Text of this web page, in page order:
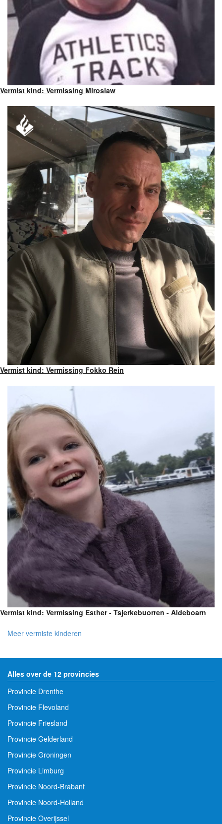
Vermist kind: Vermissing Miroslaw
Vermist kind: Vermissing Fokko Rein
Vermist kind: Vermissing Esther - Tsjerkebuorren - Aldeboarn
Meer vermiste kinderen
Alles over de 12 provincies
Provincie Drenthe
Provincie Flevoland
Provincie Friesland
Provincie Gelderland
Provincie Groningen
Provincie Limburg
Provincie Noord-Brabant
Provincie Noord-Holland
Provincie Overijssel